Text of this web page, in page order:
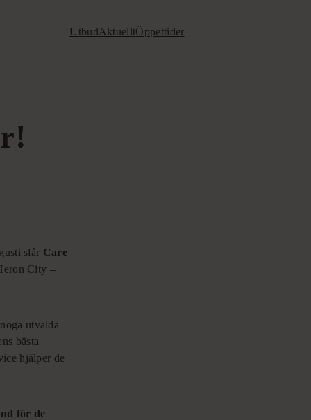
UtbudAktuelltÖppettider
slår Care
City –
utvalda
bästa
hjälper de
för de